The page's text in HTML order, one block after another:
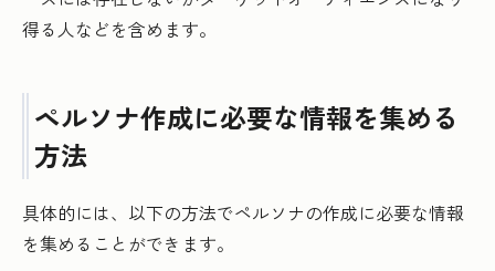
得る人などを含めます。
ペルソナ作成に必要な情報を集める
方法
具体的には、以下の方法でペルソナの作成に必要な情報
を集めることができます。